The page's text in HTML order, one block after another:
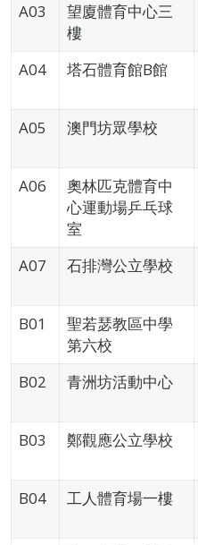
A03
望廈體育中心三
樓
A04
塔石體育館B館
A05
澳門坊眾學校
A06
奧林匹克體育中
心運動場乒乓球
室
A07 石排灣公立學校
B01
聖若瑟教區中學
第六校
B02
青洲坊活動中心
B03
鄭觀應公立學校
B04
工人體育場一樓